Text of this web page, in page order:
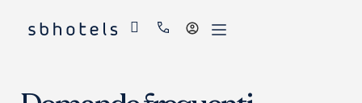
Accedi